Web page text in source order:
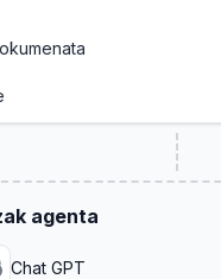
agenta
Chat GPT